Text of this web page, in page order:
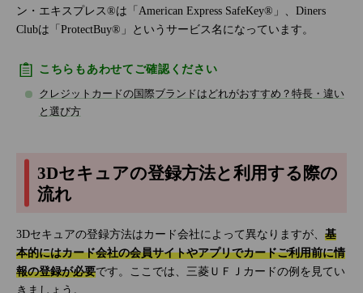
ン・エキスプレス®は「American Express SafeKey®」、Diners
Clubは「ProtectBuy®」というサービス名になっています。
こちらもあわせてご確認ください
クレジットカードの国際ブランドはどれがおすすめ？特長・違い
と選び方
3Dセキュアの登録方法と利用する際の
流れ
3Dセキュアの登録方法はカード会社によって異なりますが、 基
本的にはカード会社の会員サイトやアプリでカードご利用前に情
報の登録が必要です。ここでは、三菱ＵＦＪカードの例を見てい
きましょう。